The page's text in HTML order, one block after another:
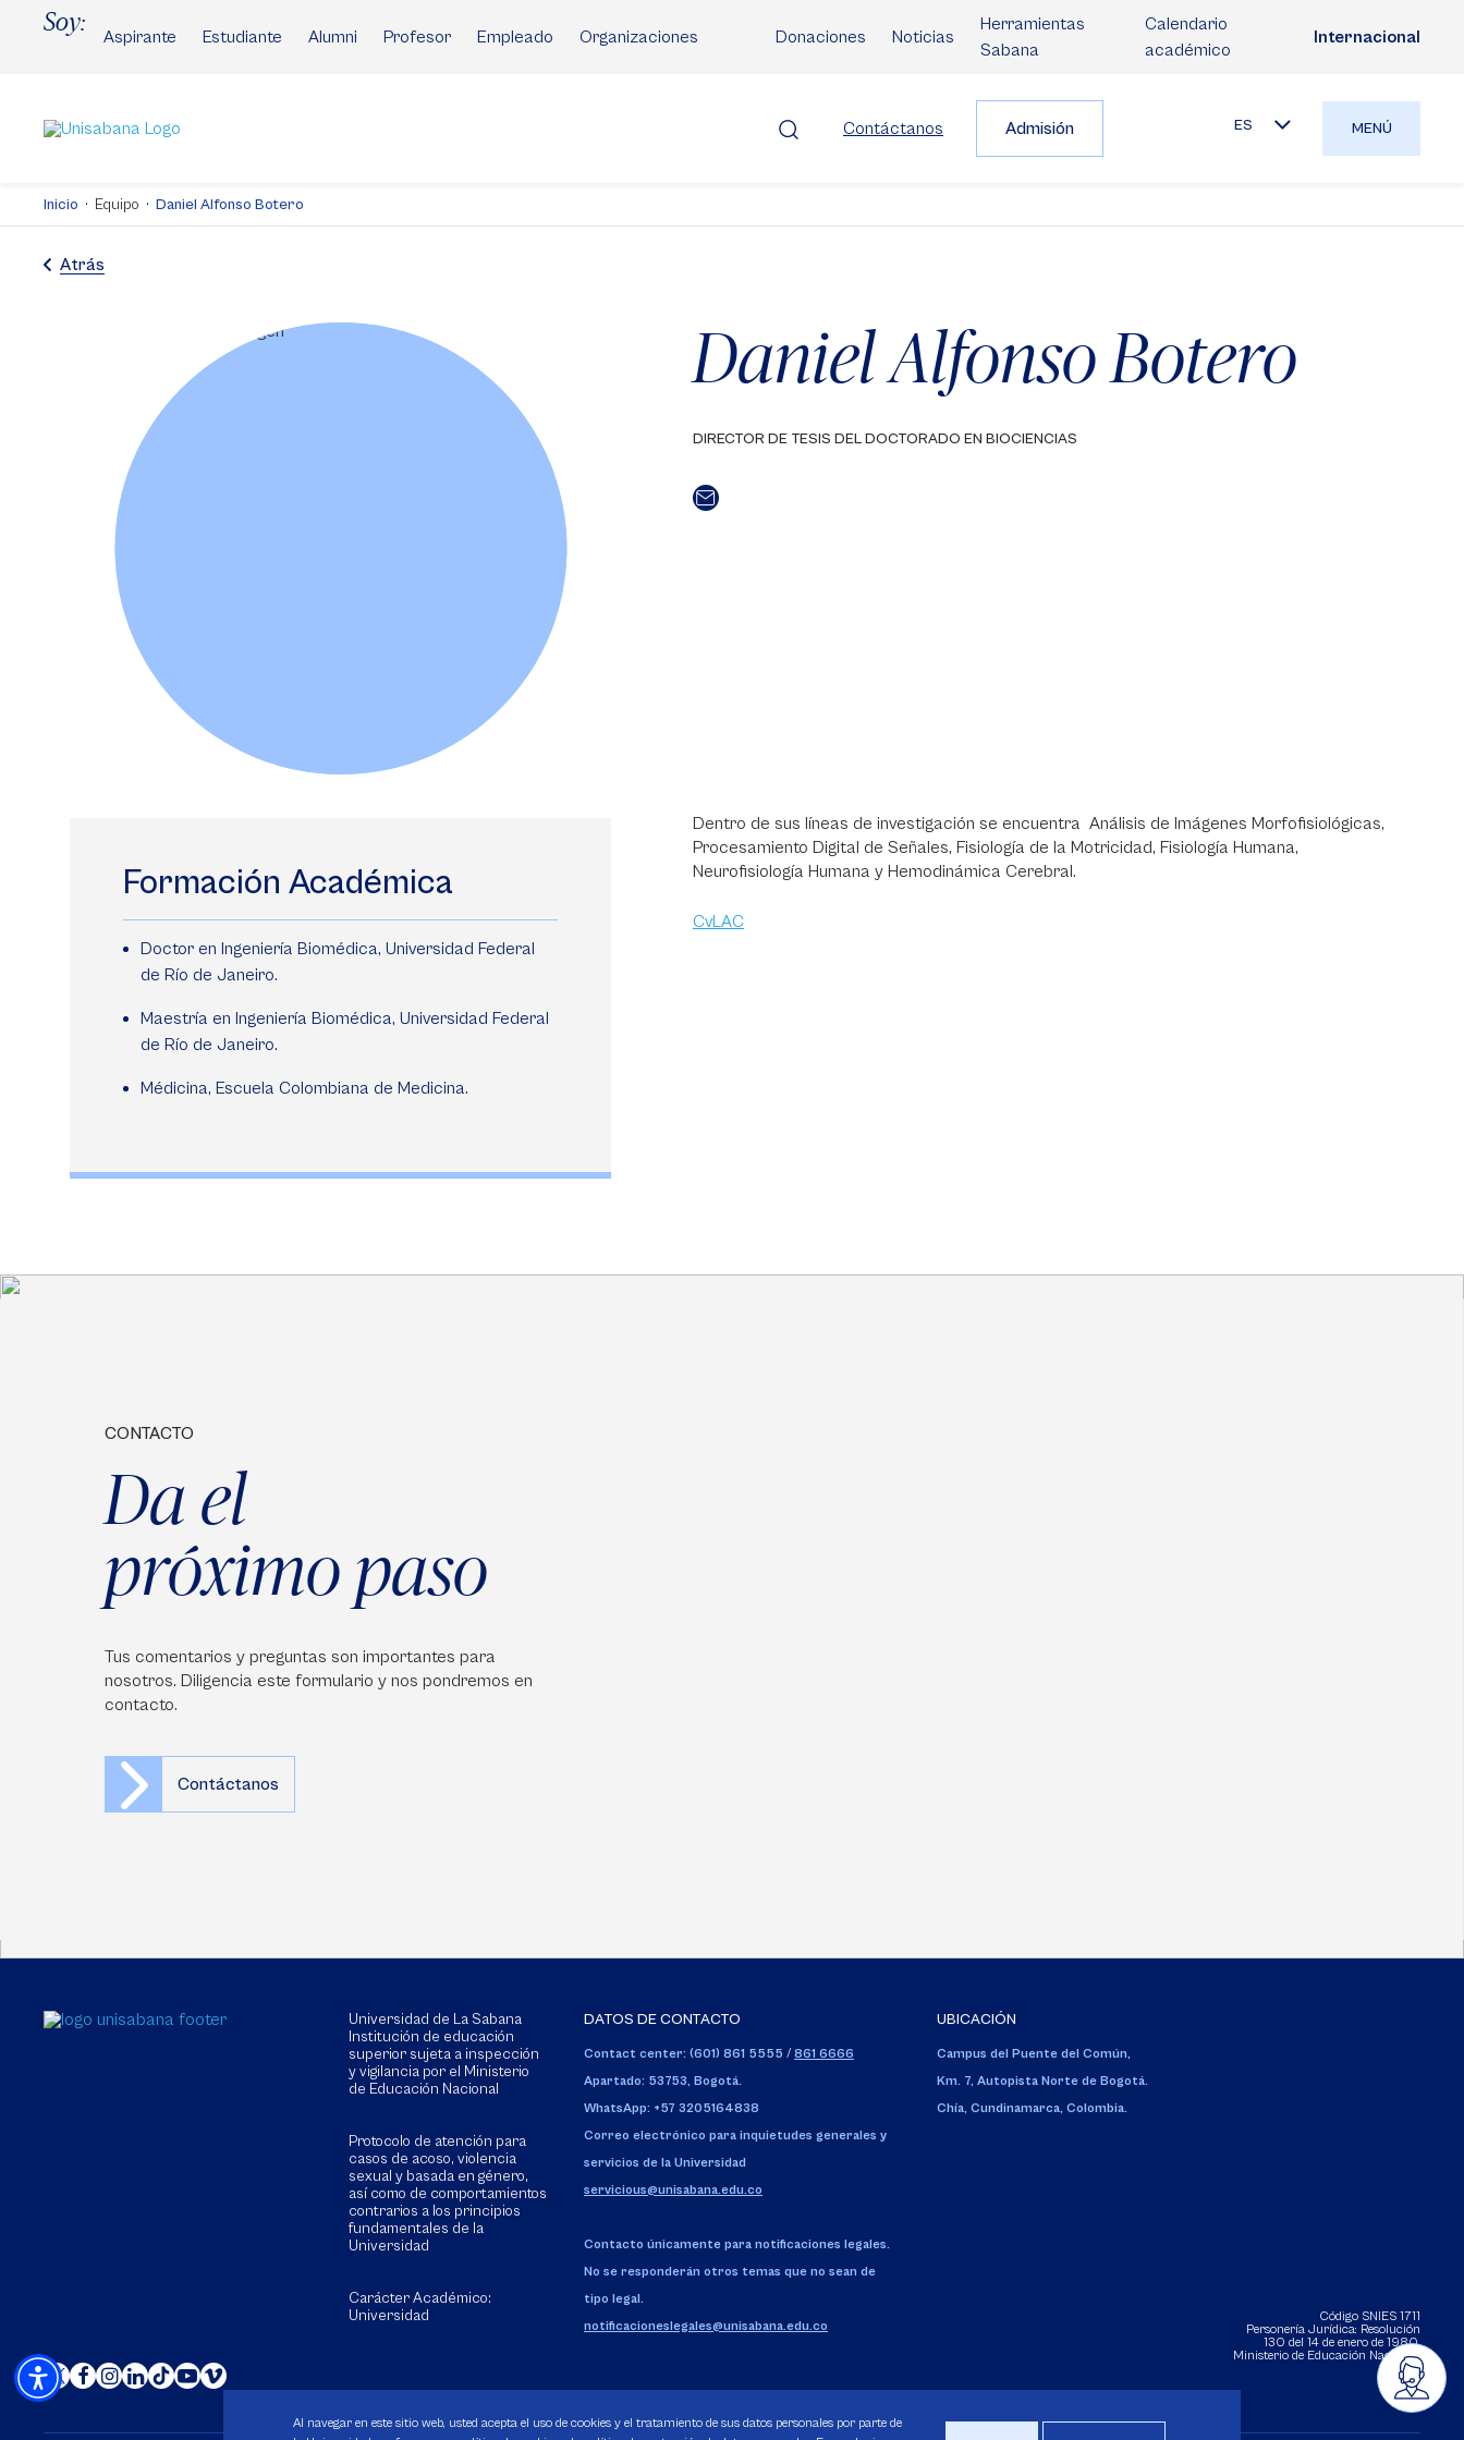
Soy:
Aspirante Estudiante Alumni Profesor Empleado Organizaciones Donaciones Noticias
Herramientas
Sabana
Calendario
académico
Internacional
Contáctanos Admisión ES MENÚ
Inicio Equipo Daniel Alfonso Botero
Atrás
Daniel Alfonso Botero
DIRECTOR DE TESIS DEL DOCTORADO EN BIOCIENCIAS
Formación Académica
Doctor en Ingeniería Biomédica, Universidad Federal
de Río de Janeiro.
Maestría en Ingeniería Biomédica, Universidad Federal
de Río de Janeiro.
Médicina, Escuela Colombiana de Medicina.
Dentro de sus líneas de investigación se encuentra Análisis de Imágenes Morfofisiológicas,
Procesamiento Digital de Señales, Fisiología de la Motricidad, Fisiología Humana,
Neurofisiología Humana y Hemodinámica Cerebral.
CvLAC
CONTACTO
Da el
próximo paso
Tus comentarios y preguntas son importantes para
nosotros. Diligencia este formulario y nos pondremos en
contacto.
Contáctanos
Universidad de La Sabana
Institución de educación
superior sujeta a inspección
y vigilancia por el Ministerio
de Educación Nacional
Protocolo de atención para
casos de acoso, violencia
sexual y basada en género,
así como de comportamientos
contrarios a los principios
fundamentales de la
Universidad
Carácter Académico:
Universidad
DATOS DE CONTACTO
Contact center: (601) 861 5555 / 861 6666
Apartado: 53753, Bogotá.
WhatsApp: +57 3205164838
Correo electrónico para inquietudes generales y
servicios de la Universidad
servicious@unisabana.edu.co
Contacto únicamente para notificaciones legales.
No se responderán otros temas que no sean de
tipo legal.
notificacioneslegales@unisabana.edu.co
UBICACIÓN
Campus del Puente del Común,
Km. 7, Autopista Norte de Bogotá.
Chía, Cundinamarca, Colombia.
Código SNIES 1711
Personería Jurídica: Resolución
130 del 14 de enero de 1980.
Ministerio de Educación Nacional.
Al navegar en este sitio web, usted acepta el uso de cookies y el tratamiento de sus datos personales por parte de